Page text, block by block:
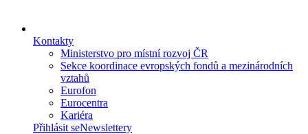
Kontakty
Ministerstvo pro místní rozvoj ČR
Sekce koordinace evropských fondů a mezinárodních
vztahů
Eurofon
Eurocentra
Kariéra
Přihlásit seNewslettery